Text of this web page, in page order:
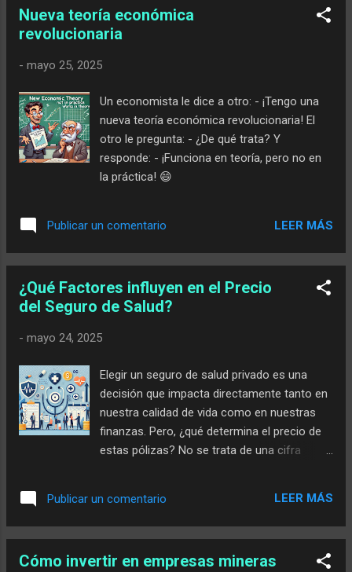
práctico de un plan financiero diseñado para
ayudar a una persona a alcanzar la
jubilación . Este plan asume que la persona
con un ingreso pasivo anual de 40.000 euros.
metas personales, estilo de vida y recursos
iniciales. Paso 1: Definir objetivos
financieros El primer paso en cualquier plan
sirvan como guía. Por ejemplo, podría ser
Nueva teoría económica
revolucionaria
- mayo 25, 2025
Un economista le dice a otro: - ¡Tengo una
nueva teoría económica revolucionaria! El
otro le pregunta: - ¿De qué trata? Y
responde: - ¡Funciona en teoría, pero no en
la práctica! 😄
Publicar un comentario LEER MÁS
¿Qué Factores influyen en el Precio
del Seguro de Salud?
- mayo 24, 2025
Elegir un seguro de salud privado es una
decisión que impacta directamente tanto en
nuestra calidad de vida como en nuestras
finanzas. Pero, ¿qué determina el precio de
estas pólizas? No se trata de una cifra
particulares que nos afectan tanto en el
momento de contratar como en las
estos elementos te permitirá tomar
Publicar un comentario LEER MÁS
Cómo invertir en empresas mineras